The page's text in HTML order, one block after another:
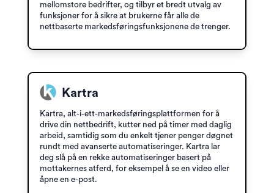
mellomstore bedrifter, og tilbyr et bredt utvalg av
funksjoner for å sikre at brukerne får alle de
nettbaserte markedsføringsfunksjonene de trenger.
Kartra
Kartra, alt-i-ett-markedsføringsplattformen for å
drive din nettbedrift, kutter ned på timer med daglig
arbeid, samtidig som du enkelt tjener penger døgnet
rundt med avanserte automatiseringer. Kartra lar
deg slå på en rekke automatiseringer basert på
mottakernes atferd, for eksempel å se en video eller
åpne en e-post.